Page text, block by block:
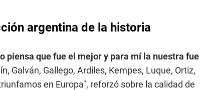
argentina de la historia
piensa que fue el mejor y para mí la nuestra fue
Galván, Gallego, Ardiles, Kempes, Luque, Ortiz,
en Europa", reforzó sobre la calidad de